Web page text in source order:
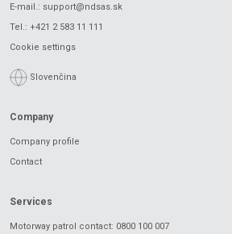
E-mail.: support@ndsas.sk
Tel.: +421 2 583 11 111
Cookie settings
Slovenčina
Company
Company profile
Contact
Services
Motorway patrol contact: 0800 100 007